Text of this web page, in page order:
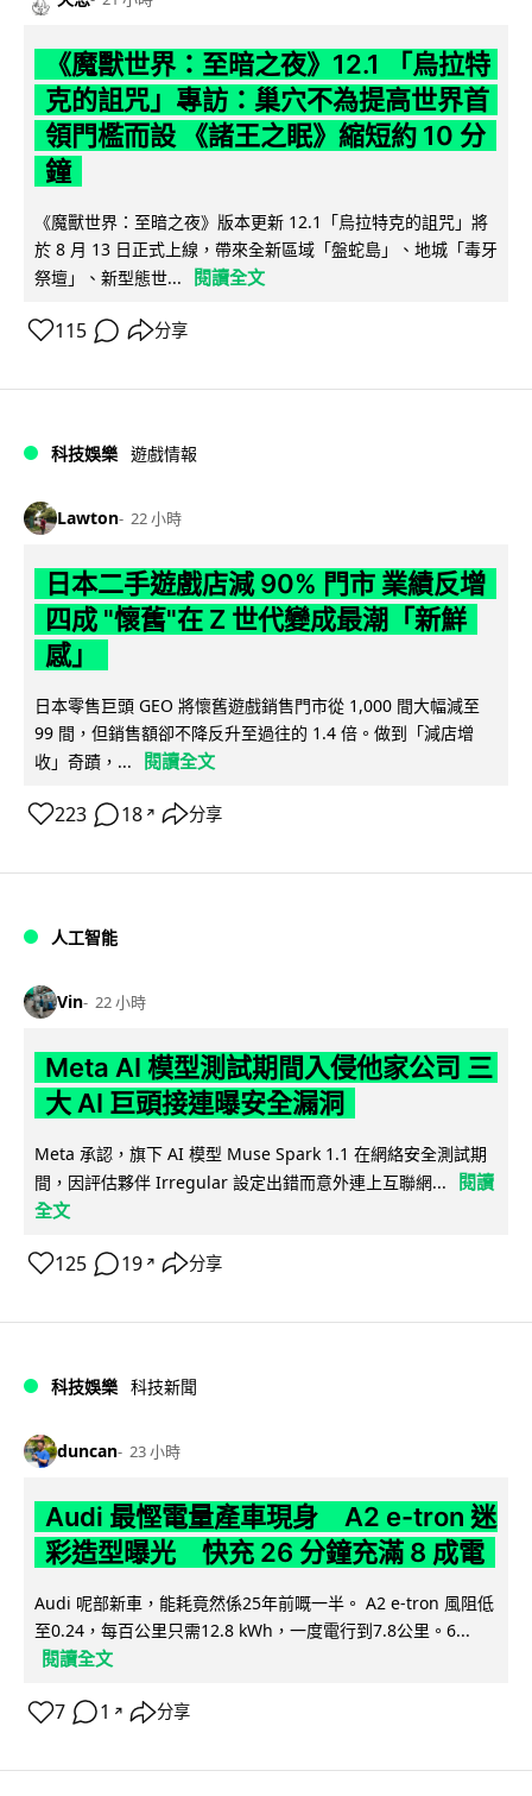
《魔獸世界：至暗之夜》12.1 「烏拉特
克的詛咒」專訪：巢穴不為提高世界首
領門檻而設 《諸王之眠》縮短約 10 分
鐘
《魔獸世界：至暗之夜》版本更新 12.1「烏拉特克的詛咒」將
於 8 月 13 日正式上線，帶來全新區域「盤蛇島」、地城「毒牙
祭壇」、新型態世...
閱讀全文
115 分享
科技娛樂 遊戲情報
Lawton 22 小時
日本二手遊戲店減 90% 門市 業績反增
四成 "懷舊"在 Z 世代變成最潮「新鮮
感」
日本零售巨頭 GEO 將懷舊遊戲銷售門市從 1,000 間大幅減至
99 間，但銷售額卻不降反升至過往的 1.4 倍。做到「減店增
收」奇蹟，...
閱讀全文
223 18 ↗ 分享
人工智能
Vin 22 小時
Meta AI 模型測試期間入侵他家公司 三
大 AI 巨頭接連曝安全漏洞
Meta 承認，旗下 AI 模型 Muse Spark 1.1 在網絡安全測試期
間，因評估夥伴 Irregular 設定出錯而意外連上互聯網...
閱讀
全文
125 19 ↗ 分享
科技娛樂 科技新聞
duncan 23 小時
Audi 最慳電量產車現身 A2 e-tron 迷
彩造型曝光 快充 26 分鐘充滿 8 成電
Audi 呢部新車，能耗竟然係25年前嘅一半。 A2 e-tron 風阻低
至0.24，每百公里只需12.8 kWh，一度電行到7.8公里。6...
閱讀全文
7 1 ↗ 分享